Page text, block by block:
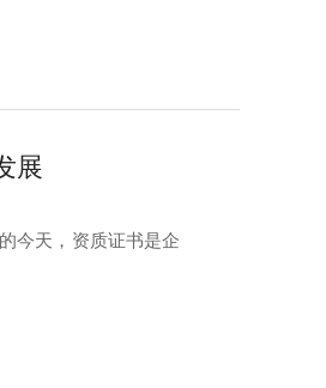
展
今天，资质证书是企